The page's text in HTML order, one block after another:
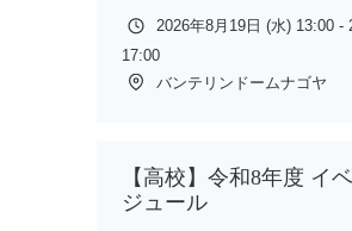
2026年8月19日 (水) 13:00 -
17:00
バンテリンドームナゴヤ
【高校】令和8年度 イ
ジュール